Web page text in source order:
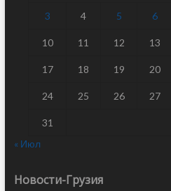
3 4 5 6
10 11 12 13
17 18 19 20
24 25 26 27
31
« Июл
Новости-Грузия